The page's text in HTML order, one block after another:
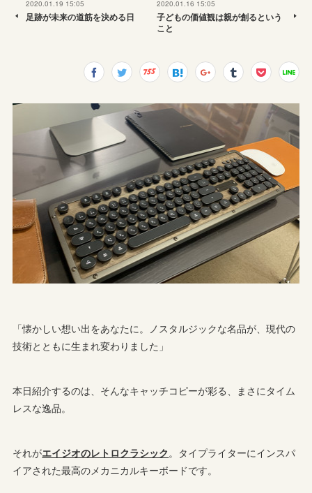
2020.01.19 15:05
足跡が未来の道筋を決める日
2020.01.16 15:05
子どもの価値観は親が創るという
こと
「懐かしい想い出をあなたに。ノスタルジックな名品が、現代の
技術とともに生まれ変わりました」
本日紹介するのは、そんなキャッチコピーが彩る、まさにタイム
レスな逸品。
それがエイジオのレトロクラシック。タイプライターにインスパ
イアされた最高のメカニカルキーボードです。